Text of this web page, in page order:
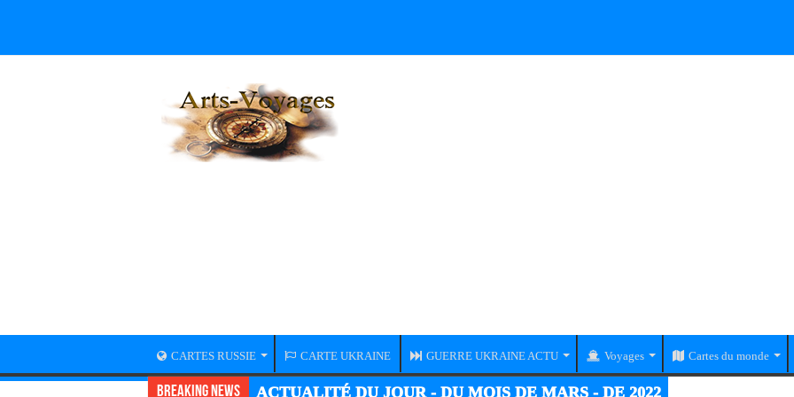
CARTES RUSSIE CARTE UKRAINE GUERRE UKRAINE ACTU Voyages Cartes du monde
Breaking News ACTUALITÉ DU JOUR - DU MOIS DE MARS - DE 2022